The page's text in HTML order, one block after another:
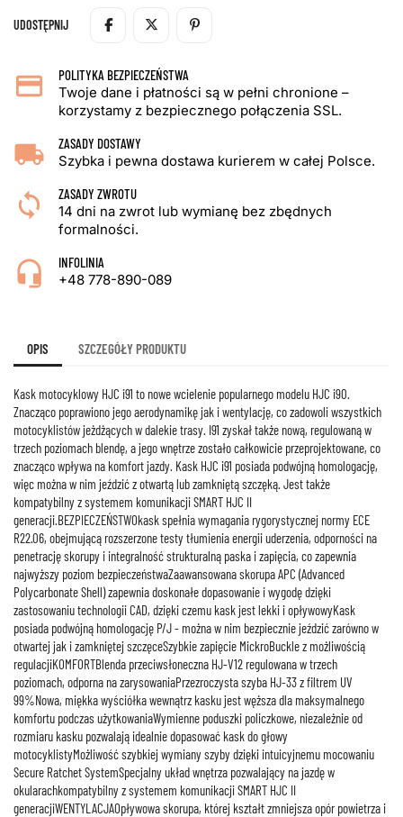
UDOSTĘPNIJ
POLITYKA BEZPIECZEŃSTWA
Twoje dane i płatności są w pełni chronione –
korzystamy z bezpiecznego połączenia SSL.
ZASADY DOSTAWY
Szybka i pewna dostawa kurierem w całej Polsce.
ZASADY ZWROTU
14 dni na zwrot lub wymianę bez zbędnych
formalności.
INFOLINIA
+48 778-890-089
OPIS SZCZEGÓŁY PRODUKTU
Kask motocyklowy HJC i91 to nowe wcielenie popularnego modelu HJC i90.
Znacząco poprawiono jego aerodynamikę jak i wentylację, co zadowoli wszystkich
motocyklistów jeżdżących w dalekie trasy. I91 zyskał także nową, regulowaną w
trzech poziomach blendę, a jego wnętrze zostało całkowicie przeprojektowane, co
znacząco wpływa na komfort jazdy. Kask HJC i91 posiada podwójną homologację,
więc można w nim jeździć z otwartą lub zamkniętą szczęką. Jest także
kompatybilny z systemem komunikacji SMART HJC II
generacji.BEZPIECZEŃSTWOkask spełnia wymagania rygorystycznej normy ECE
R22.06, obejmującą rozszerzone testy tłumienia energii uderzenia, odporności na
penetrację skorupy i integralność strukturalną paska i zapięcia, co zapewnia
najwyższy poziom bezpieczeństwaZaawansowana skorupa APC (Advanced
Polycarbonate Shell) zapewnia doskonałe dopasowanie i wygodę dzięki
zastosowaniu technologii CAD, dzięki czemu kask jest lekki i opływowyKask
posiada podwójną homologację P/J - można w nim bezpiecznie jeździć zarówno w
otwartej jak i zamkniętej szczęceSzybkie zapięcie MickroBuckle z możliwością
regulacjiKOMFORTBlenda przeciwsłoneczna HJ-V12 regulowana w trzech
poziomach, odporna na zarysowaniaPrzezroczysta szyba HJ-33 z filtrem UV
99%Nowa, miękka wyściółka wewnątrz kasku jest węższa dla maksymalnego
komfortu podczas użytkowaniaWymienne poduszki policzkowe, niezależnie od
rozmiaru kasku pozwalają idealnie dopasować kask do głowy
motocyklistyMożliwość szybkiej wymiany szyby dzięki intuicyjnemu mocowaniu
Secure Ratchet SystemSpecjalny układ wnętrza pozwalający na jazdę w
okularachkompatybilny z systemem komunikacji SMART HJC II
generacjiWENTYLACJAOpływowa skorupa, której kształt zmniejsza opór powietrza i